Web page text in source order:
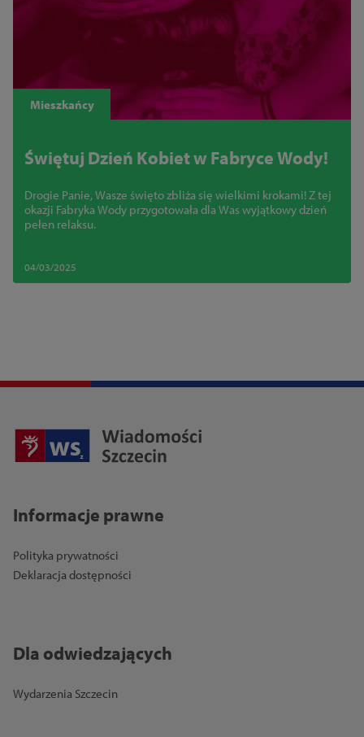
Mieszkańcy
Świętuj Dzień Kobiet w Fabryce Wody!
Drogie Panie, Wasze święto zbliża się wielkimi krokami! Z tej
okazji Fabryka Wody przygotowała dla Was wyjątkowy dzień
pełen relaksu.
04/03/2025
Informacje prawne
Polityka prywatności
Deklaracja dostępności
Dla odwiedzających
Wydarzenia Szczecin